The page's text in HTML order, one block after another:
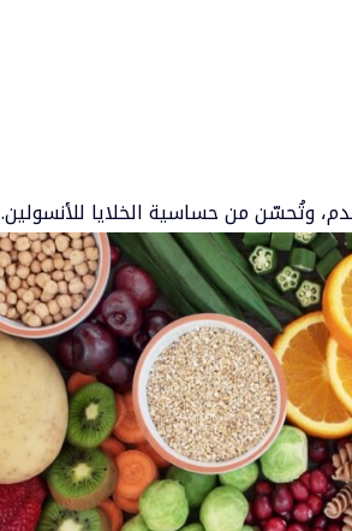
وتُحسّن من حساسية الخلايا للأنسولين.